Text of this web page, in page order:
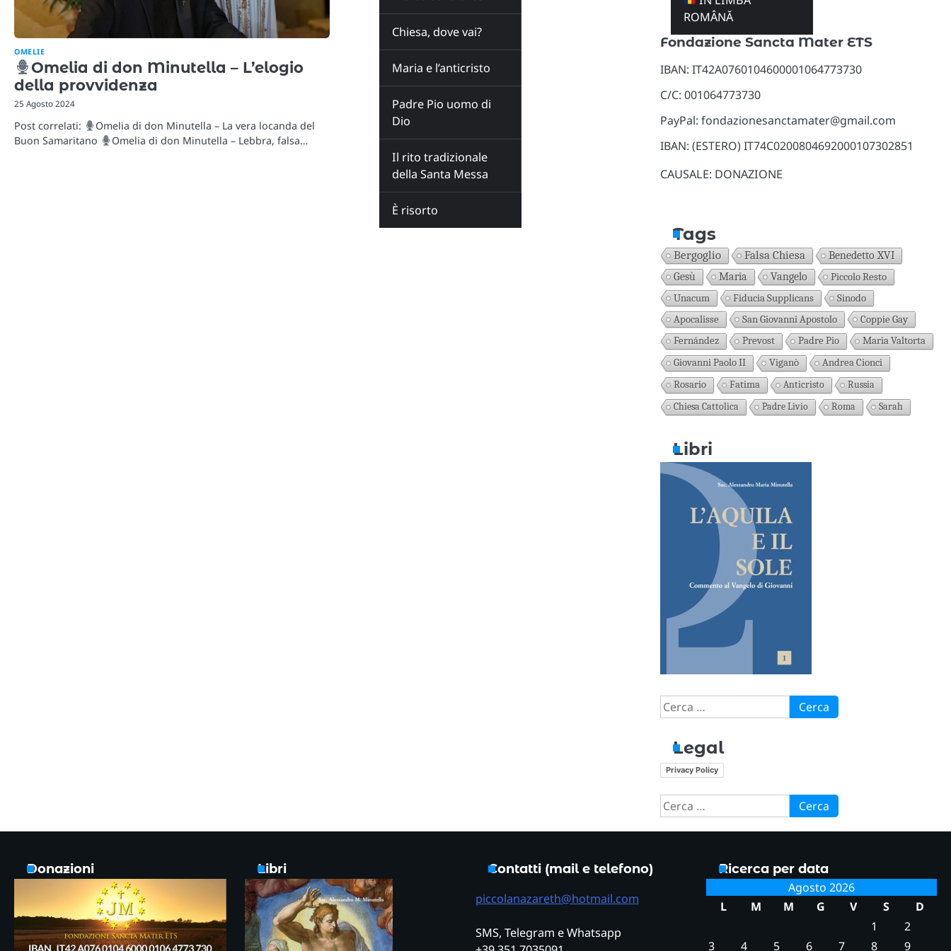
Chiesa, dove vai?
Maria e l’anticristo
Padre Pio uomo di
Dio
Il rito tradizionale
della Santa Messa
È risorto
ROMÂNĂ
OMELIE
Omelia di don Minutella – L’elogio
della provvidenza
25 Agosto 2024
Post correlati:
Omelia di don Minutella – La vera locanda del
Buon Samaritano
Omelia di don Minutella – Lebbra, falsa…
Donazioni
Fondazione Sancta Mater ETS
IBAN: IT42A0760104600001064773730
C/C: 001064773730
PayPal: fondazionesanctamater@gmail.com
IBAN: (ESTERO) IT74C0200804692000107302851
CAUSALE: DONAZIONE
Tags
Bergoglio Falsa Chiesa Benedetto XVI
Gesù Maria Vangelo
Piccolo Resto
Unacum
Fiducia Supplicans
Sinodo
Apocalisse
San Giovanni Apostolo Coppie Gay
Fernández Prevost Padre Pio
Maria Valtorta
Giovanni Paolo II
Viganò
Andrea Cionci
Rosario
Fatima Anticristo
Russia
Chiesa Cattolica
Padre Livio Roma Sarah
Libri
Ricerca
per:
Legal
Privacy Policy
Ricerca
per:
Donazioni Libri
Contatti (mail e telefono)
piccolanazareth@hotmail.com
SMS, Telegram e Whatsapp
Ricerca per data
Agosto 2026
L
M M G V S
D
1
2
3
4 5 6 7 8 9